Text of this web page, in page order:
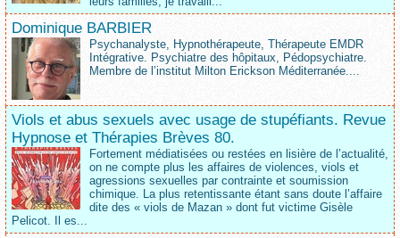
Dominique BARBIER
Psychanalyste, Hypnothérapeute, Thérapeute EMDR
Intégrative. Psychiatre des hôpitaux, Pédopsychiatre.
Membre de l’institut Milton Erickson Méditerranée....
Viols et abus sexuels avec usage de stupéfiants. Revue
Hypnose et Thérapies Brèves 80.
Fortement médiatisées ou restées en lisière de l’actualité,
on ne compte plus les affaires de violences, viols et
agressions sexuelles par contrainte et soumission
chimique. La plus retentissante étant sans doute l’affaire
dite des « viols de Mazan » dont fut victime Gisèle
Pelicot. Il es...